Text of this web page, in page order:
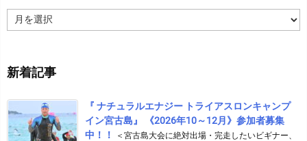
ー
ブ
新着記事
『 ナチュラルエナジー トライアスロンキャンプ
イン宮古島』 《2026年10～12月》参加者募集
中！！
＜宮古島大会に絶対出場・完走したいビギナー、